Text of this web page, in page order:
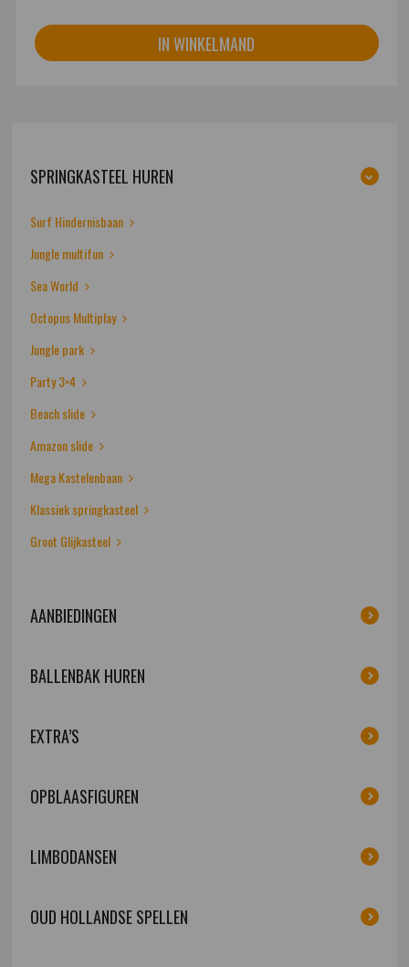
IN WINKELMAND
SPRINGKASTEEL HUREN
Surf Hindernisbaan
Jungle multifun
Sea World
Octopus Multiplay
Jungle park
Party 3×4
Beach slide
Amazon slide
Mega Kastelenbaan
Klassiek springkasteel
Groot Glijkasteel
AANBIEDINGEN
BALLENBAK HUREN
EXTRA’S
OPBLAASFIGUREN
LIMBODANSEN
OUD HOLLANDSE SPELLEN